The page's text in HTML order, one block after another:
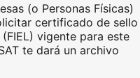
(o Personas Físicas)
certificado de sello
vigente para este
te dará un archivo